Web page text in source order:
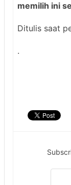
memilih ini
Ditulis saat
.